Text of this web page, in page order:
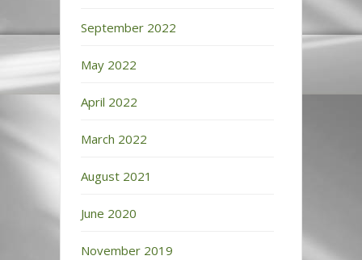
September 2022
May 2022
April 2022
March 2022
August 2021
June 2020
November 2019